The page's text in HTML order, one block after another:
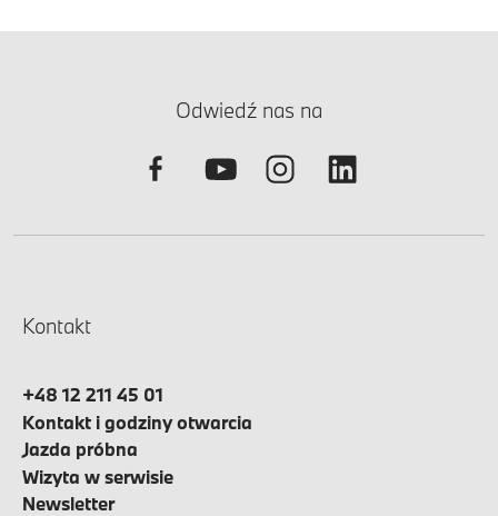
Odwiedź nas na
Kontakt
+48 12 211 45 01
Kontakt i godziny otwarcia
Jazda próbna
Wizyta w serwisie
Newsletter